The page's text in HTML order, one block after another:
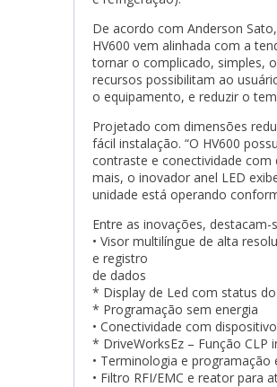
De acordo com Anderson
HV600 vem alinhada com a
tornar o complicado, simples,
recursos possibilitam ao
o equipamento, e reduzir o
Projetado com dimensões
fácil instalação. “O HV600
contraste e conectividade com
mais, o inovador anel LED
unidade está operando
Entre as inovações, destacam-
• Visor multilíngue de alta
e registro
de dados
* Display de Led com status
* Programação sem energia
• Conectividade com
* DriveWorksEz – Função CLP
• Terminologia e programação
• Filtro RFI/EMC e reator para